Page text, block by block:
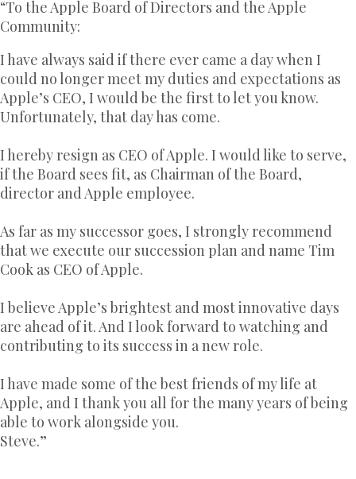
“To the Apple Board of Directors and the Apple
Community:
I have always said if there ever came a day when I
could no longer meet my duties and expectations as
Apple’s CEO, I would be the first to let you know.
Unfortunately, that day has come.
I hereby resign as CEO of Apple. I would like to serve,
if the Board sees fit, as Chairman of the Board,
director and Apple employee.
As far as my successor goes, I strongly recommend
that we execute our succession plan and name Tim
Cook as CEO of Apple.
I believe Apple’s brightest and most innovative days
are ahead of it. And I look forward to watching and
contributing to its success in a new role.
I have made some of the best friends of my life at
Apple, and I thank you all for the many years of being
able to work alongside you.
Steve.”